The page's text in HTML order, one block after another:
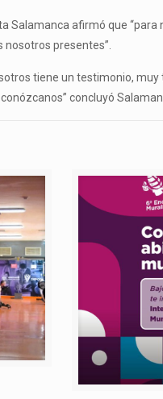
Salamanca afirmó que
presentes”.
tiene un testimonio,
concluyó